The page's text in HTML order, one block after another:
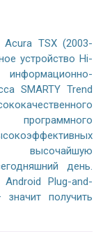
Acura TSX (2003-
устройство Hi-
SMARTY Trend
программного
высочайшую
день.
Android Plug-and-
получить